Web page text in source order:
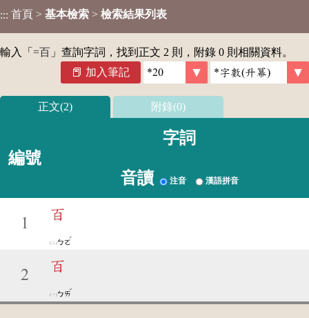
::: 首頁 > 基本檢索 > 檢索結果列表
輸入「 =百 」查詢字詞，找到正文 2 則，附錄 0 則相關資料。
加入筆記
正文(2) 附錄(0)
編號
字詞
音讀 注音 漢語拼音
1
百
ㄅㄛ
ˊ
2
百
ㄅㄞ
ˇ